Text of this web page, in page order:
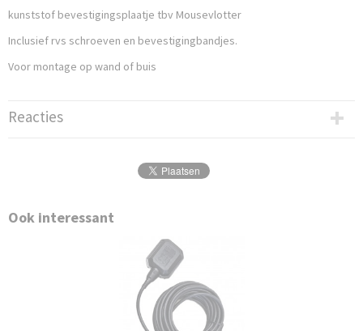
Productcode leverancier
0,50 Kg
kunststof bevestigingsplaatje tbv Mousevlotter
Inclusief rvs schroeven en bevestigingbandjes.
Voor montage op wand of buis
Reacties
Ook interessant